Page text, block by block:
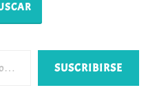
SUSCRIBIRSE